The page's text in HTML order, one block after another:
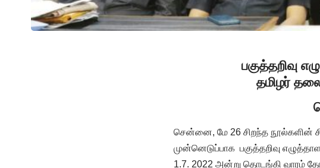
பகுத்தறிவு
தமிழர்
சென்னை, மே 26 சிறந்த நூல்களின்
முன்னெடுப்பாக பகுத்தறிவு
1.7. 2022 அன்று தொடங்கி வாரம்